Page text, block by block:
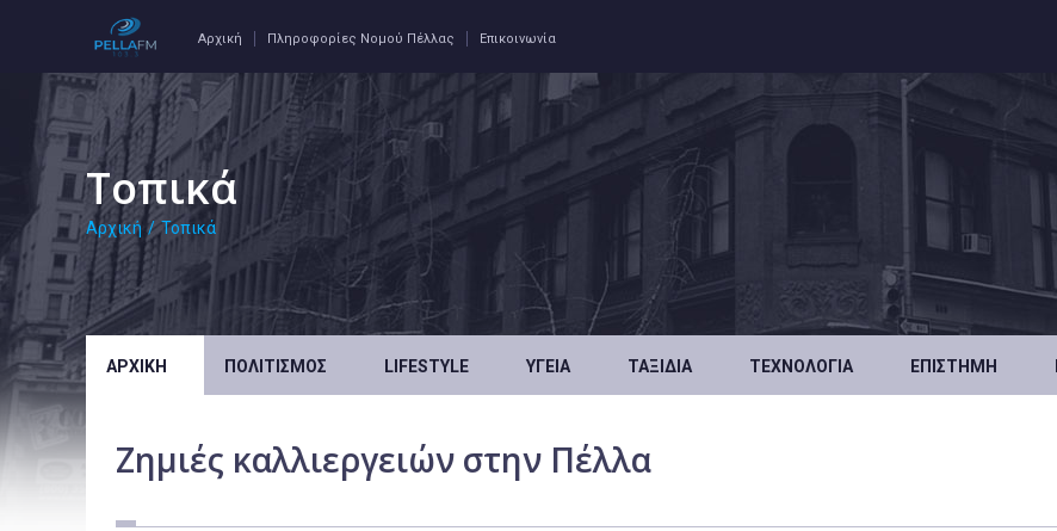
Αρχική Πληροφορίες Νομού Πέλλας Επικοινωνία
Τοπικά
Αρχική / Τοπικά
ΑΡΧΙΚΉ ΠΟΛΙΤΙΣΜΌΣ LIFESTYLE ΥΓΕΊΑ ΤΑΞΊΔΙΑ ΤΕΧΝΟΛΟΓΊΑ ΕΠΙΣΤΉΜΗ
Ζημιές καλλιεργειών στην Πέλλα